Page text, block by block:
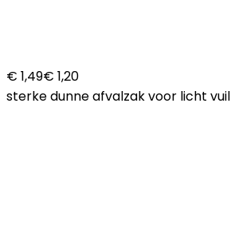
€ 1,49€ 1,20
sterke dunne afvalzak voor licht vuil